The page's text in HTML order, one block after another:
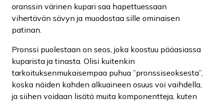
oranssin värinen kupari saa hapettuessaan
vihertävän sävyn ja muodostaa sille ominaisen
patinan.
Pronssi puolestaan on seos, joka koostuu pääasiassa
kuparista ja tinasta. Olisi kuitenkin
tarkoituksenmukaisempaa puhua ”pronssiseoksesta”,
koska näiden kahden alkuaineen osuus voi vaihdella,
ja siihen voidaan lisätä muita komponentteja, kuten